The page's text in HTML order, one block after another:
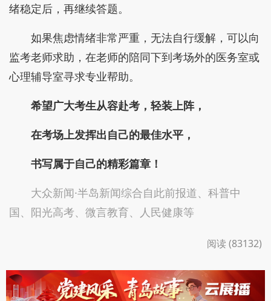
绪稳定后，再继续答题。
如果焦虑情绪非常严重，无法自行缓解，可以向
监考老师求助，在老师的陪同下到考场外的医务室或
心理辅导室寻求专业帮助。
希望广大考生从容赴考，轻装上阵，
在考场上发挥出自己的最佳水平，
书写属于自己的精彩篇章！
大众新闻·半岛新闻综合自此前报道、科普中
国、阳光高考、微言教育、人民健康等
阅读 (83132)